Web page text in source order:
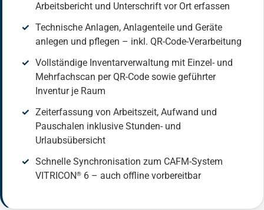
Arbeitsbericht und Unterschrift vor Ort erfassen
Technische Anlagen, Anlagenteile und Geräte
anlegen und pflegen – inkl. QR-Code-Verarbeitung
Vollständige Inventarverwaltung mit Einzel- und
Mehrfachscan per QR-Code sowie geführter
Inventur je Raum
Zeiterfassung von Arbeitszeit, Aufwand und
Pauschalen inklusive Stunden- und
Urlaubsübersicht
Schnelle Synchronisation zum CAFM-System
VITRICON® 6 – auch offline vorbereitbar